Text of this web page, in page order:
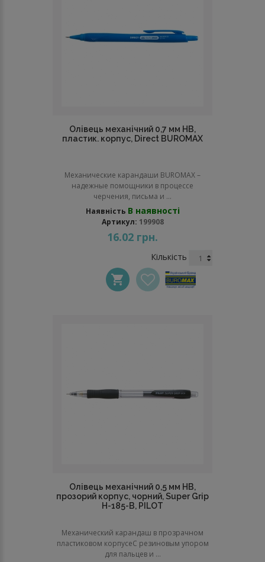
Олівець механічний 0,7 мм НВ,
пластик. корпус, Direct BUROMAX
Механические карандаши BUROMAX –
надежные помощники в процессе
черчения, письма и ...
Наявність В наявності
Артикул: 199908
16.02 грн.
Кількість
Олівець механічний 0,5 мм НВ,
прозорий корпус, чорний, Super Grip
Н-185-B, PILOT
Механический карандаш в прозрачном
пластиковом корпусеC резиновым упором
для пальцев и ...